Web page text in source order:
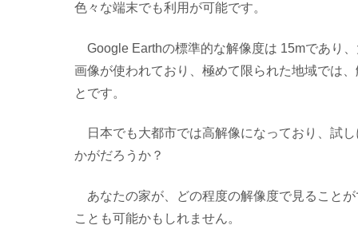
色々な端末でも利用が可能です。
Google Earthの標準的な解像度は 15mであり
画像が使われており、極めて限られた地域では
とです。
日本でも大都市では高解像になっており、試
かがだろうか？
あなたの家が、どの程度の解像度で見ること
ことも可能かもしれません。